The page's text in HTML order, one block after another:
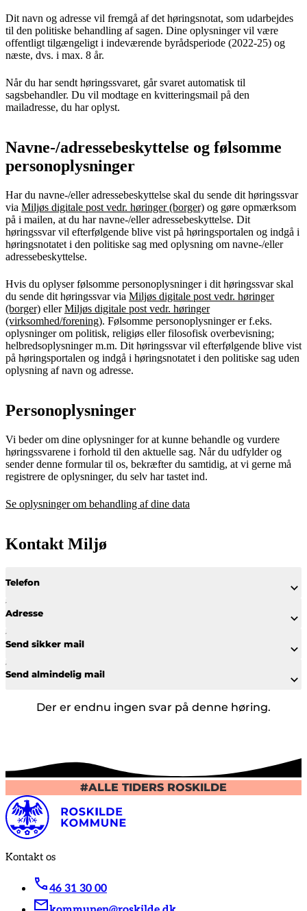
Dit navn og adresse vil fremgå af det høringsnotat, som udarbejdes
til den politiske behandling af sagen. Dine oplysninger vil være
offentligt tilgængeligt i indeværende byrådsperiode (2022-25) og
næste, dvs. i max. 8 år.
Når du har sendt høringssvaret, går svaret automatisk til
sagsbehandler. Du vil modtage en kvitteringsmail på den
mailadresse, du har oplyst.
Navne-/adressebeskyttelse og følsomme
personoplysninger
Har du navne-/eller adressebeskyttelse skal du sende dit høringssvar
via Miljøs digitale post vedr. høringer (borger) og gøre opmærksom
på i mailen, at du har navne-/eller adressebeskyttelse. Dit
høringssvar vil efterfølgende blive vist på høringsportalen og indgå i
høringsnotatet i den politiske sag med oplysning om navne-/eller
adressebeskyttelse.
Hvis du oplyser følsomme personoplysninger i dit høringssvar skal
du sende dit høringssvar via Miljøs digitale post vedr. høringer
(borger) ellerMiljøs digitale post vedr. høringer
(virksomhed/forening). Følsomme personoplysninger er f.eks.
oplysninger om politisk, religiøs eller filosofisk overbevisning;
helbredsoplysninger m.m. Dit høringssvar vil efterfølgende blive vist
på høringsportalen og indgå i høringsnotatet i den politiske sag uden
oplysning af navn og adresse.
Personoplysninger
Vi beder om dine oplysninger for at kunne behandle og vurdere
høringssvarene i forhold til den aktuelle sag. Når du udfylder og
sender denne formular til os, bekræfter du samtidig, at vi gerne må
registrere de oplysninger, du selv har tastet ind.
Se oplysninger om behandling af dine data
Kontakt Miljø
Telefon
Adresse
Send sikker mail
Send almindelig mail
Der er endnu ingen svar på denne høring.
#ALLE TIDERS ROSKILDE
Kontakt os
46 31 30 00